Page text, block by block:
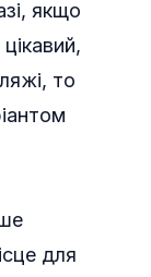
якщо
то
для